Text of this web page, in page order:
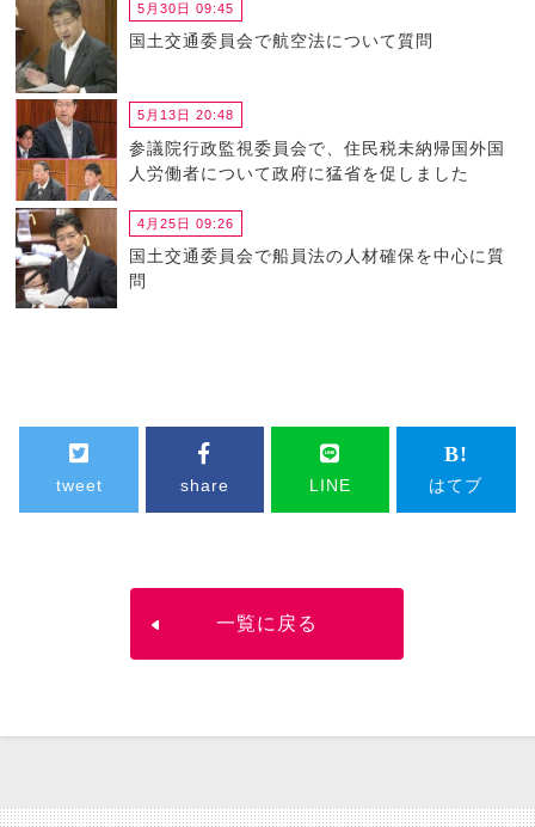
5月30日 09:45
国土交通委員会で航空法について質問
5月13日 20:48
参議院行政監視委員会で、住民税未納帰国外国
人労働者について政府に猛省を促しました
4月25日 09:26
国土交通委員会で船員法の人材確保を中心に質
問
tweet share LINE はてブ
一覧に戻る